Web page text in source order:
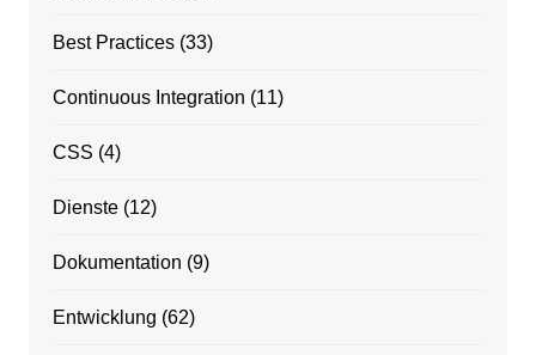
Best Practices(33)
Continuous Integration (11)
CSS (4)
Dienste(12)
Dokumentation (9)
Entwicklung (62)